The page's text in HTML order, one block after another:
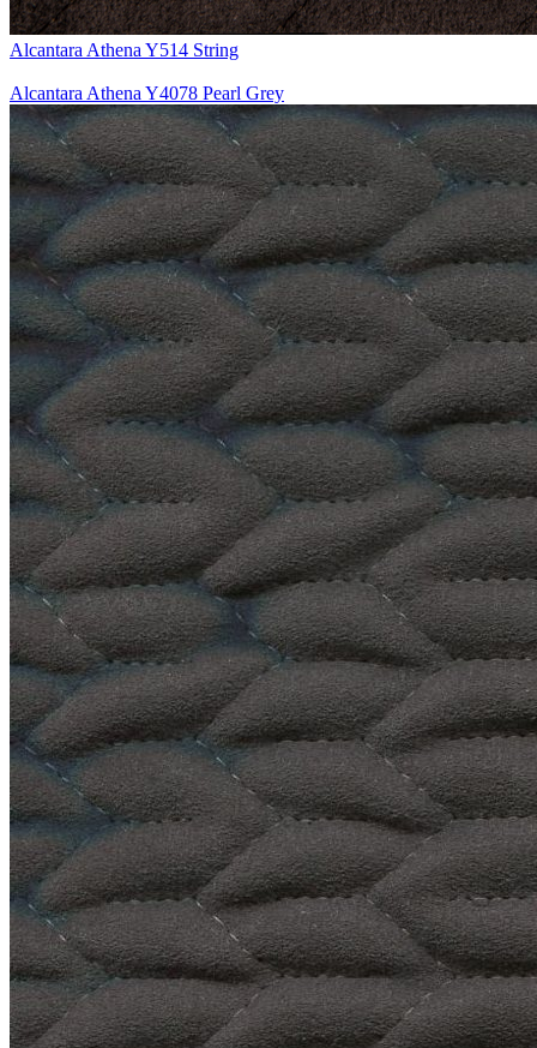
Alcantara Athena Y514 String
Alcantara Athena Y4078 Pearl Grey